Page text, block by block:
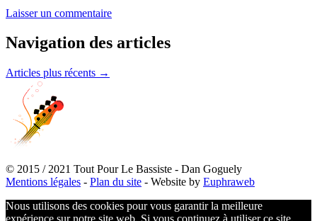
Laisser un commentaire
Navigation des articles
Articles plus récents →
© 2015 / 2021 Tout Pour Le Bassiste - Dan Goguely
Mentions légales - Plan du site - Website by Euphraweb
Nous utilisons des cookies pour vous garantir la meilleure